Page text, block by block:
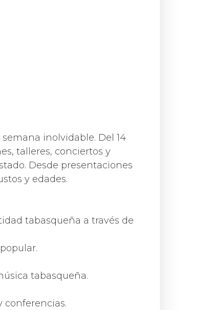
inolvidable. Del 14
talleres, conciertos y
Desde presentaciones
y edades.
tabasqueña a través de
tabasqueña.
conferencias.